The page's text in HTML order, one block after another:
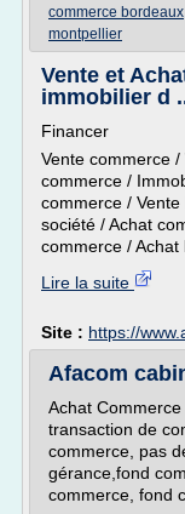
commerce bordeaux
montpellier
Vente et
immobilier d
Financer
Vente commerce
commerce /
commerce /
société / Achat
commerce / Achat
Lire la suite
Site : https://
Afacom
Achat
transaction de
commerce, pas
gérance,fond
commerce, fond